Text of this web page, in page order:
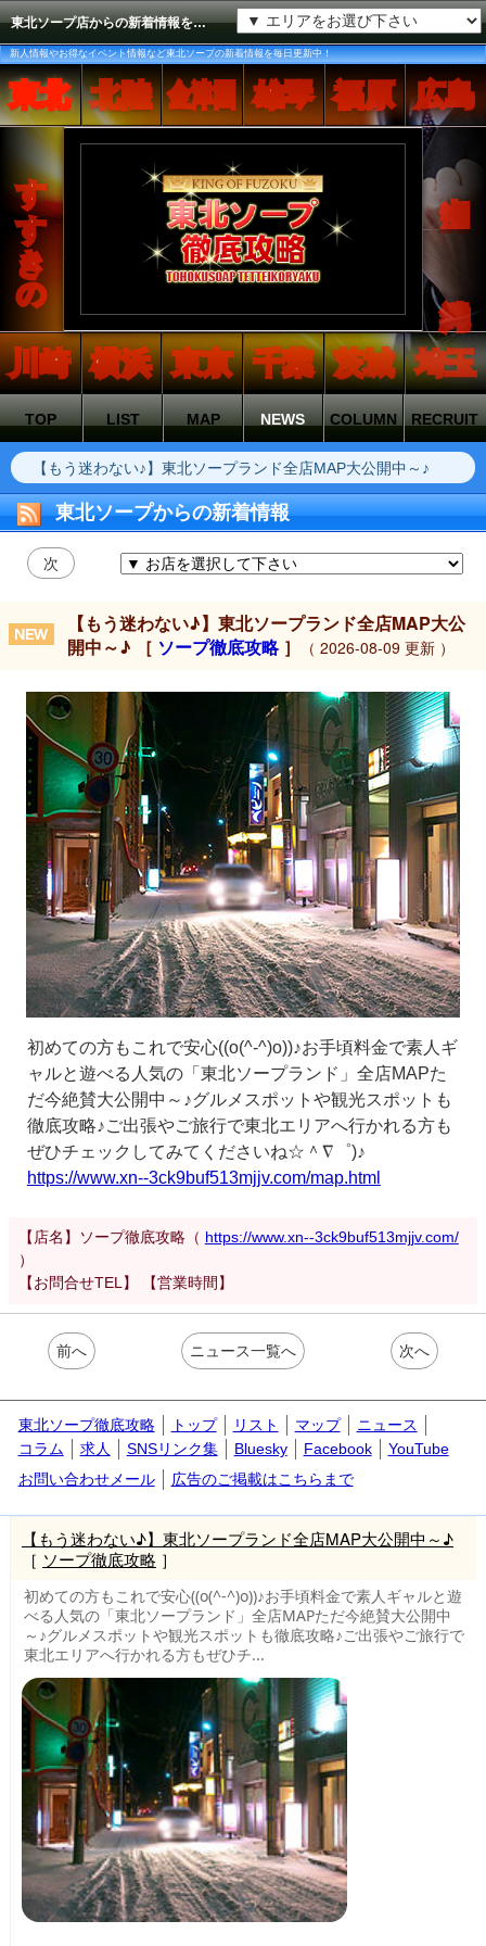
東北ソープ店からの新着情報をどしどし配信するコーナーです。
新人情報やお得なイベント情報など東北ソープの新着情報を毎日更新中！
東北 北陸 金津園 雄琴 福原 広島
すすきの
川崎 横浜 東京 千葉 茨城 埼玉
TOP LIST MAP NEWS COLUMN RECRUIT
【もう迷わない♪】東北ソープランド全店MAP大公開中～♪
東北ソープからの新着情報
次
【もう迷わない♪】東北ソープランド全店MAP大公
開中～♪ ［ ソープ徹底攻略］ （ 2026-08-09 更新 ）
初めての方もこれで安心((o(^-^)o))♪お手頃料金で素人ギ
ャルと遊べる人気の「東北ソープランド」全店MAPた
だ今絶賛大公開中～♪グルメスポットや観光スポットも
徹底攻略♪ご出張やご旅行で東北エリアへ行かれる方も
ぜひチェックしてみてくださいね☆＾∇゜)♪
https://www.xn--3ck9buf513mjjv.com/map.html
【店名】ソープ徹底攻略（ https://www.xn--3ck9buf513mjjv.com/
）
【お問合せTEL】 【営業時間】
前へ ニュース一覧へ 次へ
東北ソープ徹底攻略 トップ リスト マップ
ニュース
コラム
求人 SNSリンク集 Bluesky Facebook
YouTube
お問い合わせメール
広告のご掲載はこちらまで